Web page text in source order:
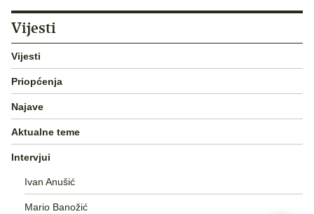
Vijesti
Vijesti
Priopćenja
Najave
Aktualne teme
Intervjui
Ivan Anušić
Mario Banožić